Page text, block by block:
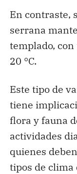
En contraste,
serrana
templado,
20 °C.
Este tipo de
tiene
flora y fauna
actividades
quienes
tipos de clima